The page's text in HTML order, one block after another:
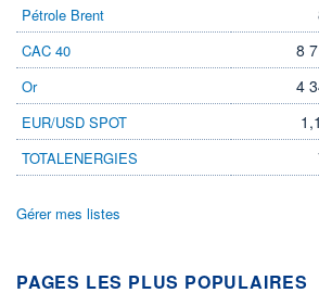
Pétrole Brent
CAC 40 8
Or 4
EUR/USD SPOT
TOTALENERGIES
Gérer mes listes
PAGES LES PLUS POPULAIRES